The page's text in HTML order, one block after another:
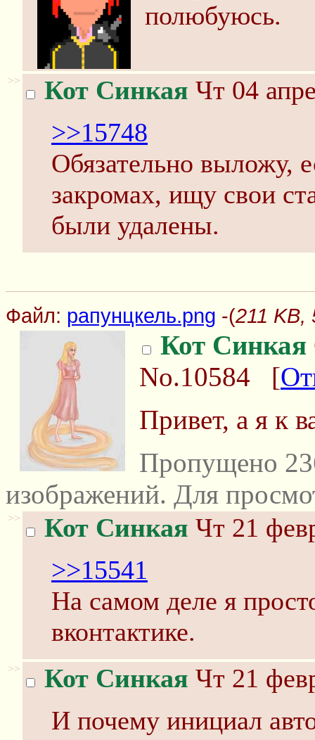
полюбуюсь.
>> Кот Синкая Чт 04
>>15748
Обязательно выложу,
закромах, ищу свои
были удалены.
Файл: рапунцкель.png -(211 KB,
Кот Синкая
No.10584 [
Привет, а я к
Пропущено
изображений. Для
>> Кот Синкая Чт 21
>>15541
На самом деле я
вконтактике.
>> Кот Синкая Чт 21
И почему инициал